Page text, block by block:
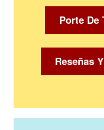
Porte De
Reseñas